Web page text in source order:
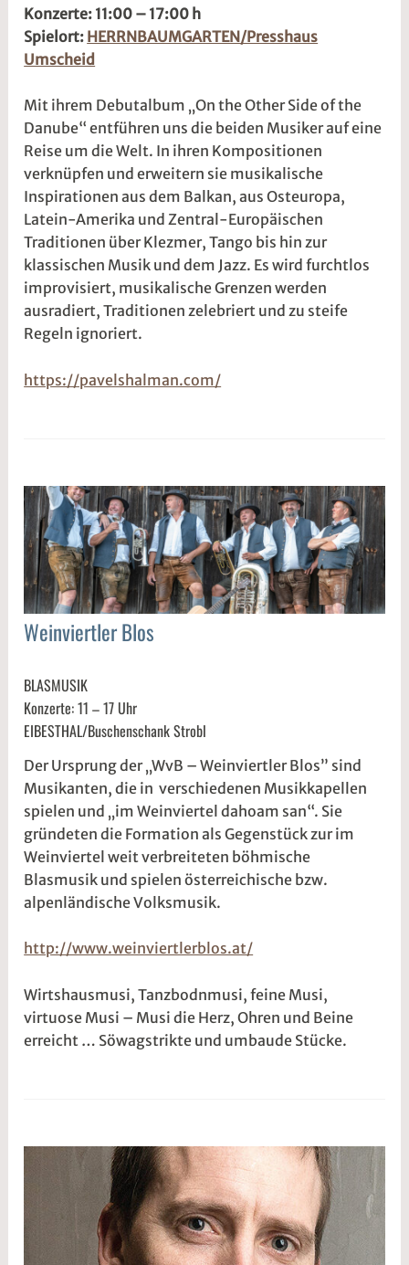
M
ä
r
2
0
2
6
d
w
2
e
5
r
2
t
@
Konzerte: 11:00 – 17:00 h
Spielort: HERRNBAUMGARTEN/Presshaus
Umscheid
Mit ihrem Debutalbum „On the Other Side of the
Danube“ entführen uns die beiden Musiker auf eine
Reise um die Welt. In ihren Kompositionen
verknüpfen und erweitern sie musikalische
Inspirationen aus dem Balkan, aus Osteuropa,
Latein-Amerika und Zentral-Europäischen
Traditionen über Klezmer, Tango bis hin zur
klassischen Musik und dem Jazz. Es wird furchtlos
improvisiert, musikalische Grenzen werden
ausradiert, Traditionen zelebriert und zu steife
Regeln ignoriert.
https://pavelshalman.com/
VOLKSMUSIK
Weinviertler Blos
.
A
p
i
l
2
0
2
5
1
d
w
w
e
5
r
2
t
@
BLASMUSIK
Konzerte: 11 – 17 Uhr
EIBESTHAL/Buschenschank Strobl
Der Ursprung der „WvB – Weinviertler Blos” sind
Musikanten, die in verschiedenen Musikkapellen
spielen und „im Weinviertel dahoam san“. Sie
gründeten die Formation als Gegenstück zur im
Weinviertel weit verbreiteten böhmische
Blasmusik und spielen österreichische bzw.
alpenländische Volksmusik.
http://www.weinviertlerblos.at/
Wirtshausmusi, Tanzbodnmusi, feine Musi,
virtuose Musi – Musi die Herz, Ohren und Beine
erreicht … Söwagstrikte und umbaude Stücke.